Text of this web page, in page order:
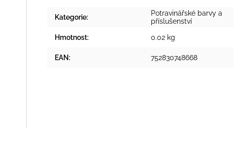
Kategorie:
Potravinářské barvy a
příslušenství
Hmotnost: 0.02 kg
EAN : 752830748668